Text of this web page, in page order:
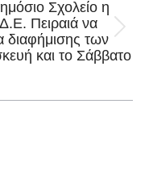
Σχολείο η
Πειραιά να
διαφήμισης των
και το Σάββατο